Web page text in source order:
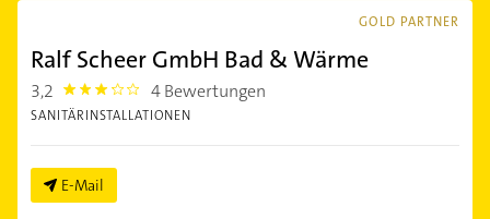
GOLD PARTNER
Ralf Scheer GmbH Bad & Wärme
3,2 3.2 4 Bewertungen
SANITÄRINSTALLATIONEN
E-Mail